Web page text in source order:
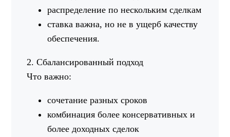
распределение по нескольким сделкам
ставка важна, но не в ущерб качеству
обеспечения.
2. Сбалансированный подход
Что важно:
сочетание разных сроков
комбинация более консервативных и
более доходных сделок